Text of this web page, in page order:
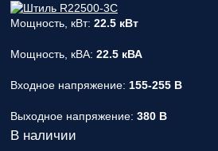
Мощность, кВт: 22.5 кВт
Мощность, кВА: 22.5 кВА
Входное напряжение: 155-255 В
Выходное напряжение: 380 В
В наличии